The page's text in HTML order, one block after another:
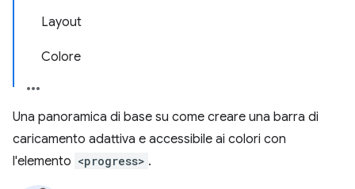
Layout
Colore
Una panoramica di base su come creare una barra di
caricamento adattiva e accessibile ai colori con
l'elemento <progress> .